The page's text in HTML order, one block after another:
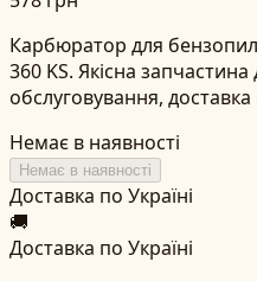
Карбюратор для
360 KS. Якісна
обслуговування, доставка
Немає в наявності
Немає в наявності
Доставка по Україні
🚚
Доставка по Україні